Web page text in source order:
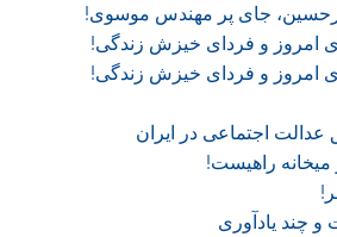
جای پر مهندس موسوی!
امروز و فردای خیزش زندگی!
امروز و فردای خیزش زندگی!
عدالت اجتماعی در ایران
راهیست!‏
چند یادآوری